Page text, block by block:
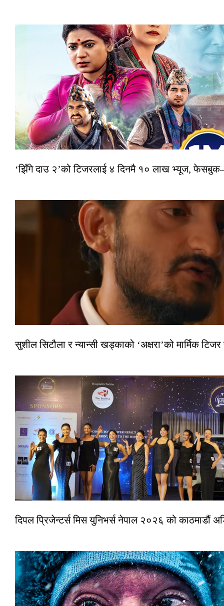
‘झिँगे दाउ २’को टिजरलाई ४ दिनमै १० लाख भ्यूज,
सुशील सिटौला र न्यान्सी खड्काको ‘अक्षरा’को मार्मिक
दिपल प्रिजेन्टर्स मिस युनिभर्स नेपाल २०२६ को काठमाडौं